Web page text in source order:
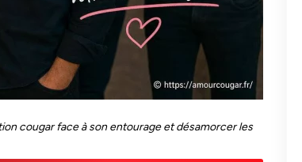
cougar face à son entourage et désamorcer les